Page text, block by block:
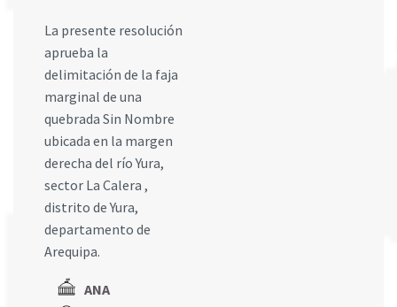
La presente resolución
aprueba la
delimitación de la faja
marginal de una
quebrada Sin Nombre
ubicada en la margen
derecha del río Yura,
sector La Calera ,
distrito de Yura,
departamento de
Arequipa.
ANA